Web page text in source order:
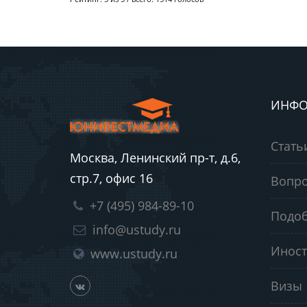
Москва, Ленинский пр-т, д.6,
стр.7, офис 16
+7 (495) 984-89-10
info@ustudy.ru
www.ustudy.ru
Визы